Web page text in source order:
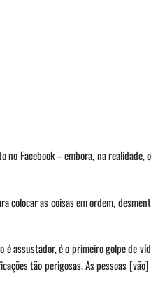
Facebook – embora, na realidade,
colocar as coisas em ordem,
é assustador, é o primeiro golpe de
tão perigosas. As pessoas